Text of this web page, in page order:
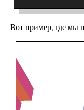
Вот пример, где мы